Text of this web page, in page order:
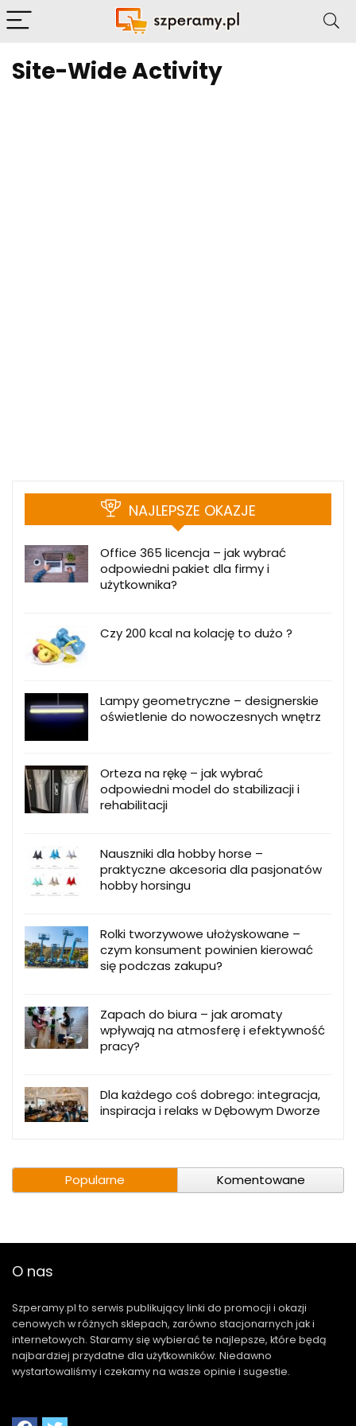
Site-Wide Activity
NAJLEPSZE OKAZJE
Office 365 licencja – jak wybrać
odpowiedni pakiet dla firmy i
użytkownika?
Czy 200 kcal na kolację to dużo ?
Lampy geometryczne – designerskie
oświetlenie do nowoczesnych wnętrz
Orteza na rękę – jak wybrać
odpowiedni model do stabilizacji i
rehabilitacji
Nauszniki dla hobby horse –
praktyczne akcesoria dla pasjonatów
hobby horsingu
Rolki tworzywowe ułożyskowane –
czym konsument powinien kierować
się podczas zakupu?
Zapach do biura – jak aromaty
wpływają na atmosferę i efektywność
pracy?
Dla każdego coś dobrego: integracja,
inspiracja i relaks w Dębowym Dworze
Popularne Komentowane
O nas
Szperamy.pl to serwis publikujący linki do promocji i okazji
cenowych w różnych sklepach, zarówno stacjonarnych jak i
internetowych. Staramy się wybierać te najlepsze, które będą
najbardziej przydatne dla użytkowników. Niedawno
wystartowaliśmy i czekamy na wasze opinie i sugestie.